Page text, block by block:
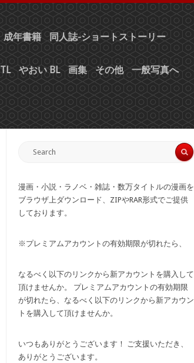
成年書籍 同人誌-ショートストーリー
TL やおい BL 画集 その他 一般写真へ
漫画・小説・ラノベ・雑誌・数万タイトルの漫画を
ブラウザ上ダウンロード、ZIPやRAR形式でご提供
しております。
※プレミアムアカウントの有効期限が切れたら、
なるべく以下のリンクから新アカウントを購入して
頂けませんか。 プレミアムアカウントの有効期限
が切れたら、なるべく以下のリンクから新アカウン
トを購入して頂けませんか。
いつもありがとうございます！ ご支援いただき、
ありがとうございます。